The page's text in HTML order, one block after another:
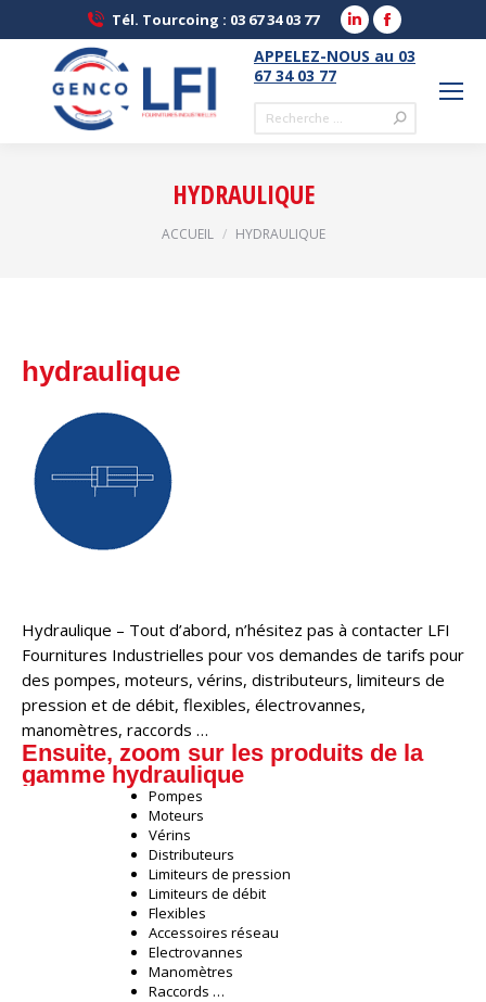
Tél. Tourcoing : 03 67 34 03 77
LinkedIn
page
Facebook
page
APPELEZ-NOUS au 03
67 34 03 77
Recherche
HYDRAULIQUE
Vous êtes ici :
ACCUEIL HYDRAULIQUE
hydraulique
Hydraulique – Tout d’abord, n’hésitez pas à contacter LFI
Fournitures Industrielles pour vos demandes de tarifs pour
des pompes, moteurs, vérins, distributeurs, limiteurs de
pression et de débit, flexibles, électrovannes,
manomètres, raccords …
Ensuite, zoom sur les produits de la
gamme hydraulique
Pompes
Moteurs
Vérins
Distributeurs
Limiteurs de pression
Limiteurs de débit
Flexibles
Accessoires réseau
Electrovannes
Manomètres
Raccords …